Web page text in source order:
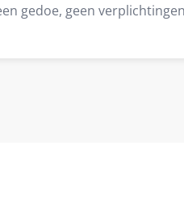
gedoe, geen